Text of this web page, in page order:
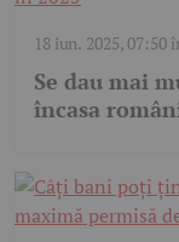
18 iun. 2025, 07:50
Se dau mai
încasa